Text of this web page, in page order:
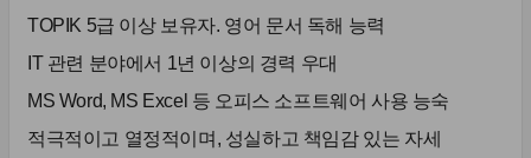
TOPIK 5급 이상 보유자. 영어 문서 독해 능력
IT 관련 분야에서 1년 이상의 경력 우대
MS Word, MS Excel 등 오피스 소프트웨어 사용 능숙
적극적이고 열정적이며, 성실하고 책임감 있는 자세